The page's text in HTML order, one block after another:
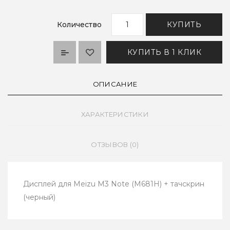
Количество КУПИТЬ
КУПИТЬ В 1 КЛИК
ОПИСАНИЕ
ХАРАКТЕРИСТИКИ
ОТЗЫВОВ (0)
Дисплей для Meizu M3 Note (M681H) + тачскрин
(черный)